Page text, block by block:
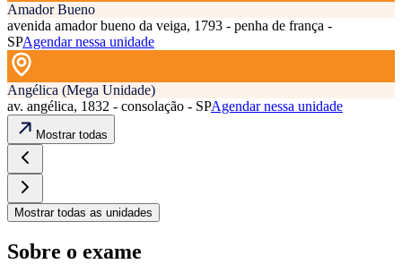
Amador Bueno
avenida amador bueno da veiga, 1793 - penha de frança -
SPAgendar nessa unidade
Angélica (Mega Unidade)
av. angélica, 1832 - consolação - SPAgendar nessa unidade
Mostrar todas
Mostrar todas as unidades
Sobre o exame